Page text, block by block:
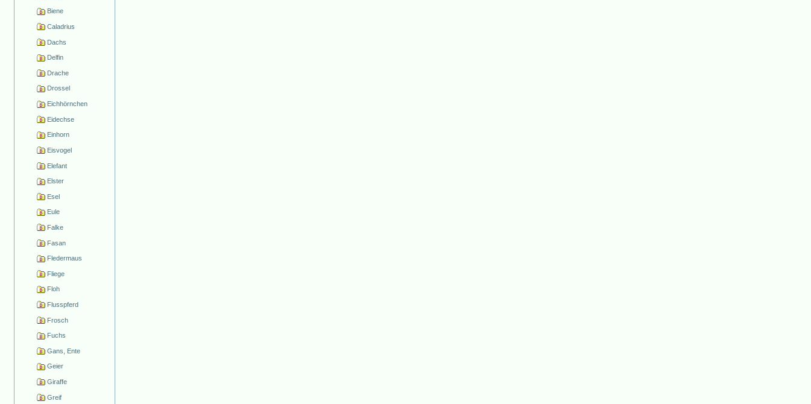
Biene
Caladrius
Dachs
Delfin
Drache
Drossel
Eichhörnchen
Eidechse
Einhorn
Eisvogel
Elefant
Elster
Esel
Eule
Falke
Fasan
Fledermaus
Fliege
Floh
Flusspferd
Frosch
Fuchs
Gans, Ente
Geier
Giraffe
Greif